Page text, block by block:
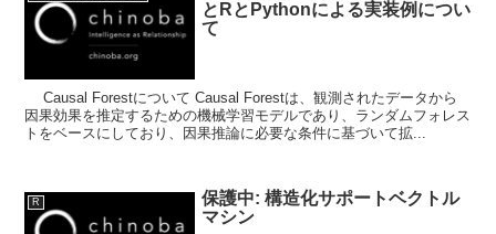
とRとPythonによる実装例につい
て
Causal Forestについて Causal Forestは、観測されたデータから
因果効果を推定するための機械学習モデルであり、ランダムフォレス
トをベースにしており、因果推論に必要な条件に基づいて拡...
R
保護中: 構造化サポートベクトル
マシン